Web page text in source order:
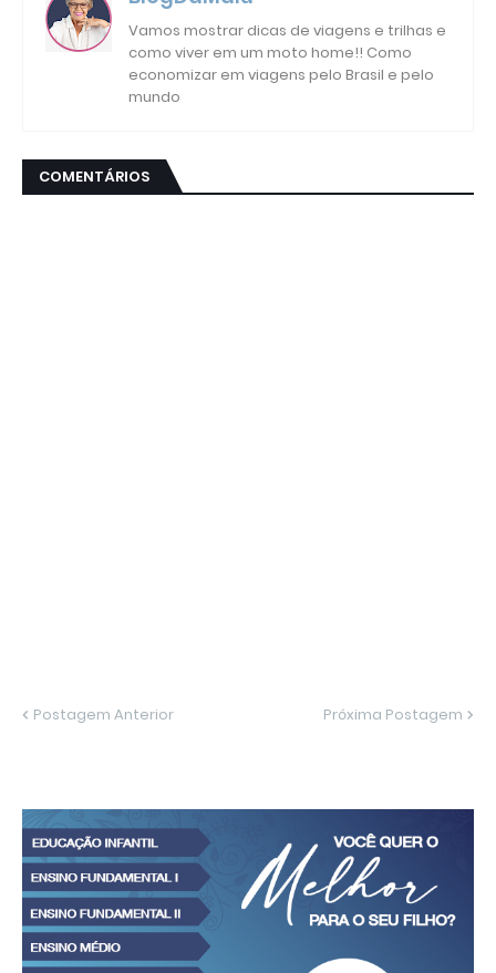
Vamos mostrar dicas de viagens e trilhas e
como viver em um moto home!! Como
economizar em viagens pelo Brasil e pelo
mundo
COMENTÁRIOS
Postagem Anterior Próxima Postagem